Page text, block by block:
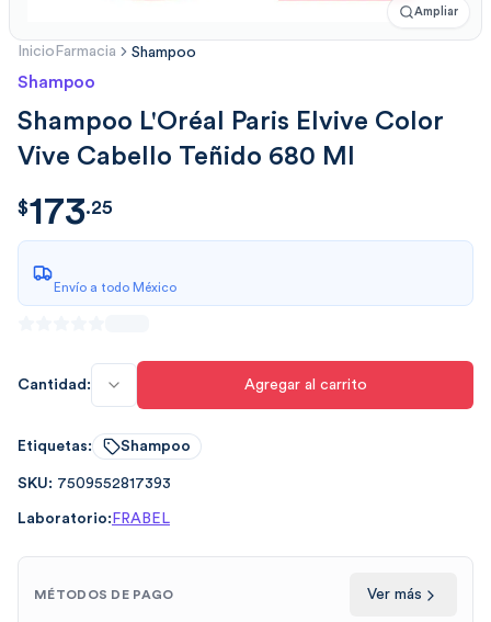
Ampliar
Inicio Farmacia Shampoo
Shampoo
Shampoo L'Oréal Paris Elvive Color
Vive Cabello Teñido 680 Ml
$173.25644
$173.25
Envío a todo México
Cantidad: Agregar al carrito
Etiquetas: Shampoo
SKU: 7509552817393
Laboratorio: FRABEL
MÉTODOS DE PAGO Ver más